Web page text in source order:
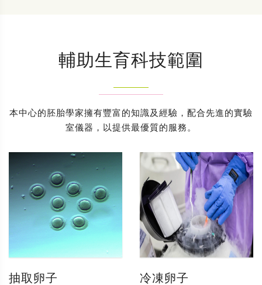
輔助生育科技範圍
本中心的胚胎學家擁有豐富的知識及經驗，配合先進的實驗
室儀器，以提供最優質的服務。
抽取卵子 冷凍卵子